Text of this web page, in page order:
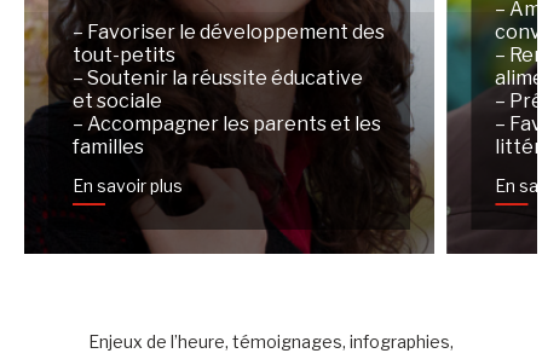
– Favoriser le développement des
tout-petits
– Soutenir la réussite éducative
et sociale
– Accompagner les parents et les
familles
En savoir plus
–
–
–
–
En
Enjeux de l’heure, témoignages, infographies,